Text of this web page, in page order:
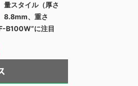
量スタイル（厚さ
8.8mm、重さ
B100W”に注目